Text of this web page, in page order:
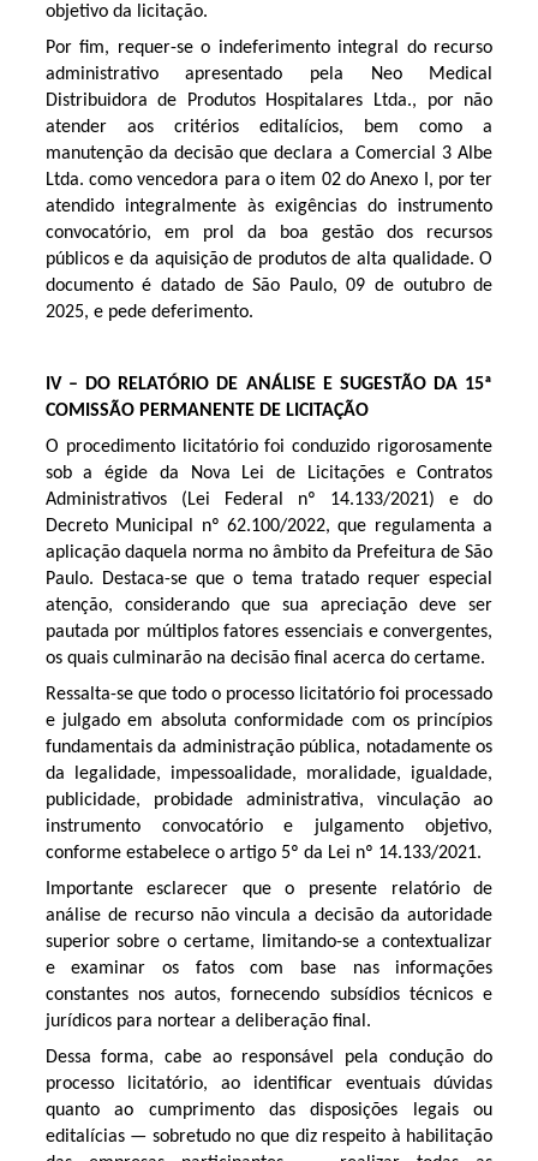
objetivo da licitação.
Por fim, requer-se o indeferimento integral do recurso
administrativo apresentado pela Neo Medical
Distribuidora de Produtos Hospitalares Ltda., por não
atender aos critérios editalícios, bem como a
manutenção da decisão que declara a Comercial 3 Albe
Ltda. como vencedora para o item 02 do Anexo I, por ter
atendido integralmente às exigências do instrumento
convocatório, em prol da boa gestão dos recursos
públicos e da aquisição de produtos de alta qualidade. O
documento é datado de São Paulo, 09 de outubro de
2025, e pede deferimento.
V – DO RELATÓRIO DE ANÁLISE E SUGESTÃO DA 15ª
COMISSÃO PERMANENTE DE LICITAÇÃO
O procedimento licitatório foi conduzido rigorosamente
sob a égide da Nova Lei de Licitações e Contratos
Administrativos (Lei Federal nº 14.133/2021) e do
Decreto Municipal nº 62.100/2022, que regulamenta a
aplicação daquela norma no âmbito da Prefeitura de São
Paulo. Destaca-se que o tema tratado requer especial
atenção, considerando que sua apreciação deve ser
pautada por múltiplos fatores essenciais e convergentes,
os quais culminarão na decisão final acerca do certame.
Ressalta-se que todo o processo licitatório foi processado
e julgado em absoluta conformidade com os princípios
fundamentais da administração pública, notadamente os
da legalidade, impessoalidade, moralidade, igualdade,
publicidade, probidade administrativa, vinculação ao
instrumento convocatório e julgamento objetivo,
conforme estabelece o artigo 5º da Lei nº 14.133/2021.
Importante esclarecer que o presente relatório de
análise de recurso não vincula a decisão da autoridade
superior sobre o certame, limitando-se a contextualizar
e examinar os fatos com base nas informações
constantes nos autos, fornecendo subsídios técnicos e
jurídicos para nortear a deliberação final.
Dessa forma, cabe ao responsável pela condução do
processo licitatório, ao identificar eventuais dúvidas
quanto ao cumprimento das disposições legais ou
editalícias — sobretudo no que diz respeito à habilitação